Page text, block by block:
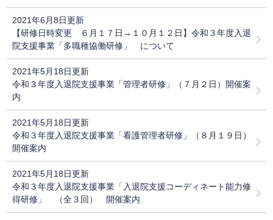
2021年6月8日更新
【研修日時変更 ６月１７日→１０月１２日】令和３年度入退
院支援事業「多職種協働研修」 について
2021年5月18日更新
令和３年度入退院支援事業「管理者研修」（７月２日）開催案
内
2021年5月18日更新
令和３年度入退院支援事業「看護管理者研修」（８月１９日）
開催案内
2021年5月18日更新
令和３年度入退院支援事業「入退院支援コーディネート能力修
得研修」 （全３回） 開催案内